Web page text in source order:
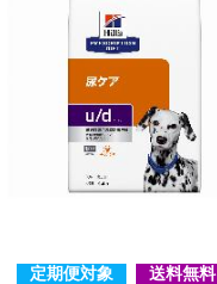
定期便対象 送料無料